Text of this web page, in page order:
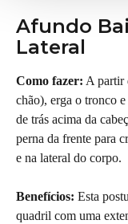
Afundo
Lateral
Como fazer: A partir
chão), erga o tronco
de trás acima da
perna da frente para
e na lateral do corpo.
Benefícios: Esta
quadril com uma